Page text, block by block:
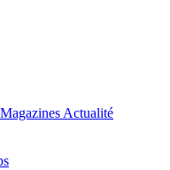
Actualité